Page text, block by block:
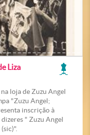
Liza
loja de Zuzu Angel
"Zuzu Angel;
inscrição à
" Zuzu Angel